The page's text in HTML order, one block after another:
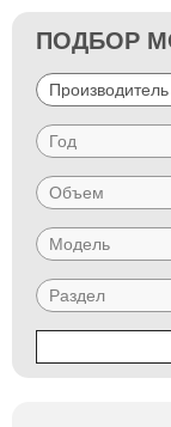
ПОДБОР